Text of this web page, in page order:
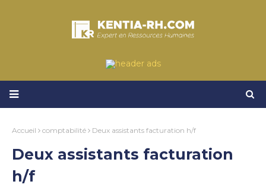
Accueil comptabilité Deux assistants facturation h/f
Deux assistants facturation
h/f